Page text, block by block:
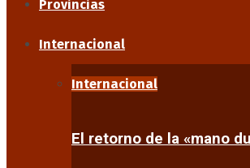
Provincias
Internacional
Internacional
El retorno de la «mano